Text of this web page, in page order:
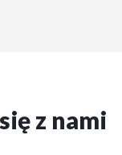
sięz nami